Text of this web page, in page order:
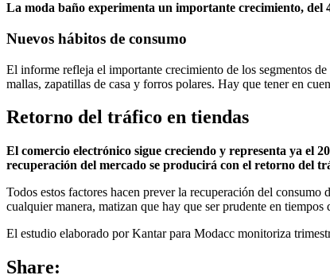
La moda baño experimenta un importante crecimiento, del
Nuevos hábitos de consumo
El informe refleja el importante crecimiento de los segmentos
mallas, zapatillas de casa y forros polares. Hay que tener en
Retorno del tráfico en tiendas
El comercio electrónico sigue creciendo y representa ya el
recuperación del mercado se producirá con el retorno del
Todos estos factores hacen prever la recuperación del
cualquier manera, matizan que hay que ser prudente en
El estudio elaborado por Kantar para Modacc monitoriza
Share: